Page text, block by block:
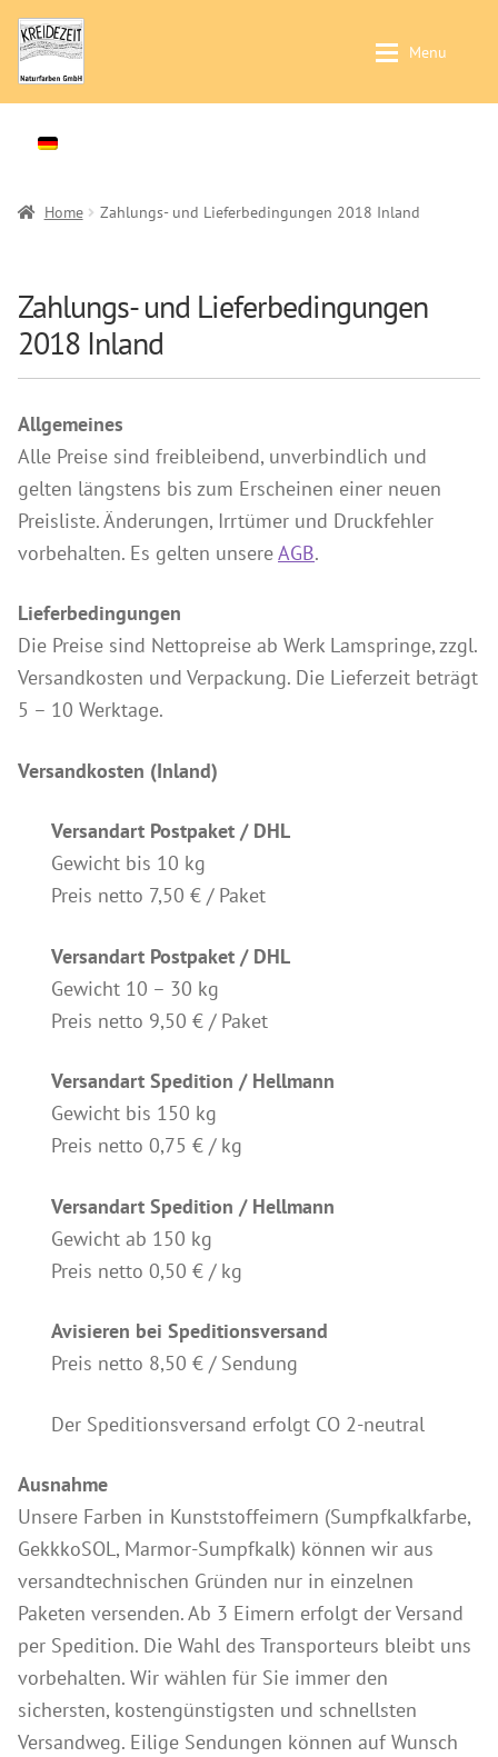
Zur
Navigation
springen
Zum
Inhalt
springen
Menu
Putze im Innenbereich
Produkte
Wand- & Deckenfarben
Kalkfarben
Lehmfarben
Silikatfarben
Wandlasuren
Putze & Spachteltechniken
Grundierung
Lehm Finish Putz
weitere Putze
Holzbehandlungen
Holzbehandlung Außenbereich
Holzbehandlung Innenbereich
Produkte für Drechsler
Kreidefarbe & Shabby Chic
Reinigung & Pflege
Spezialprodukte
Pigmente
Werkzeuge
Farbkarten
Anleitungen
Kontakt & Beratung
Preise & Vertrieb
Wir über uns
Referenzen
Händlersuche
Seminare & Veranstaltungen
Anleitungen
Kontakt & Beratung
Preise & Vertrieb
Prospekte & Bücher
Wir über uns
Referenzen
for:
Home Zahlungs- und Lieferbedingungen 2018 Inland
Zahlungs- und Lieferbedingungen
2018 Inland
Allgemeines
Alle Preise sind freibleibend, unverbindlich und
gelten längstens bis zum Erscheinen einer neuen
Preisliste. Änderungen, Irrtümer und Druckfehler
vorbehalten. Es gelten unsereAGB.
Lieferbedingungen
Die Preise sind Nettopreise ab Werk Lamspringe, zzgl.
Versandkosten und Verpackung. Die Lieferzeit beträgt
5 – 10 Werktage.
Versandkosten (Inland)
Versandart Postpaket / DHL
Gewicht bis 10 kg
Preis netto 7,50 € / Paket
Versandart Postpaket / DHL
Gewicht 10 – 30 kg
Preis netto 9,50 € / Paket
Versandart Spedition / Hellmann
Gewicht bis 150 kg
Preis netto 0,75 € / kg
Versandart Spedition / Hellmann
Gewicht ab 150 kg
Preis netto 0,50 € / kg
Avisieren bei Speditionsversand
Preis netto 8,50 € / Sendung
Der Speditionsversand erfolgt CO 2-neutral
Ausnahme
Unsere Farben in Kunststoffeimern (Sumpfkalkfarbe,
GekkkoSOL, Marmor-Sumpfkalk) können wir aus
versandtechnischen Gründen nur in einzelnen
Paketen versenden. Ab 3 Eimern erfolgt der Versand
per Spedition. Die Wahl des Transporteurs bleibt uns
vorbehalten. Wir wählen für Sie immer den
sichersten, kostengünstigsten und schnellsten
Versandweg. Eilige Sendungen können auf Wunsch